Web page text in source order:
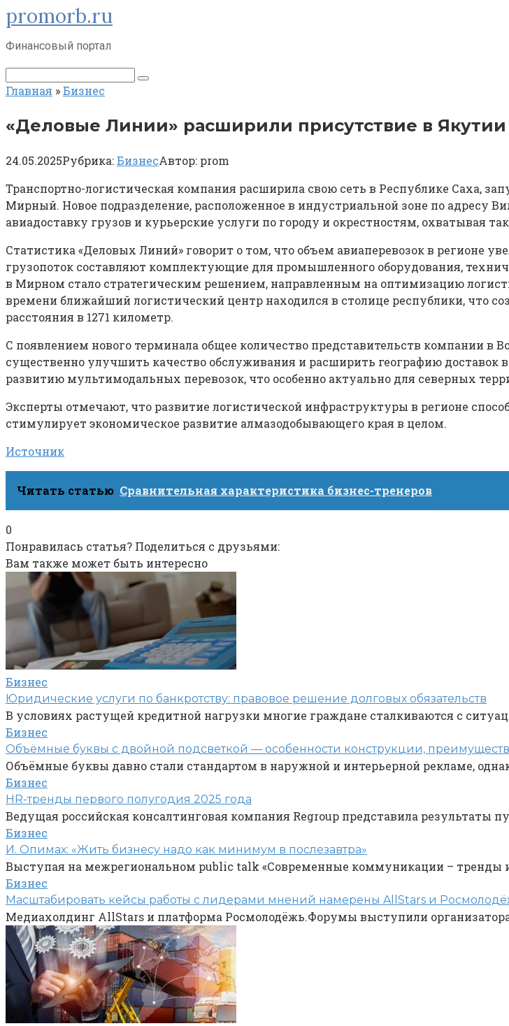
Перейти
к
контенту
promorb.ru
Финансовый портал
Поиск:
Главная »Бизнес
«Деловые Линии» расширили присутствие в Якутии
24.05.2025Рубрика:БизнесАвтор: prom
Транспортно-логистическая компания расширила свою сеть в Республике Саха,
Мирный. Новое подразделение, расположенное в индустриальной зоне по адресу
авиадоставку грузов и курьерские услуги по городу и окрестностям,
Статистика «Деловых Линий» говорит о том, что объем авиаперевозок в регионе
грузопоток составляют комплектующие для промышленного оборудования,
в Мирном стало стратегическим решением, направленным на оптимизацию
времени ближайший логистический центр находился в столице республики, что
расстояния в 1271 километр.
С появлением нового терминала общее количество представительств компании в
существенно улучшить качество обслуживания и расширить географию
развитию мультимодальных перевозок, что особенно актуально для северных
Эксперты отмечают, что развитие логистической инфраструктуры в регионе
стимулирует экономическое развитие алмазодобывающего края в целом.
Источник
Читать статью Сравнительная характеристика бизнес-тренеров
0
Понравилась статья? Поделиться с друзьями:
Вам также может быть интересно
Бизнес
Юридические услуги по банкротству: правовое решение долговых обязательств
В условиях растущей кредитной нагрузки многие граждане сталкиваются с
Бизнес
Объёмные буквы с двойной подсветкой — особенности конструкции,
Объёмные буквы давно стали стандартом в наружной и интерьерной рекламе,
Бизнес
HR-тренды первого полугодия 2025 года
Ведущая российская консалтинговая компания Regroup представила результаты
Бизнес
И. Опимах: «Жить бизнесу надо как минимум в послезавтра»
Выступая на межрегиональном public talk «Современные коммуникации – тренды
Бизнес
Масштабировать кейсы работы с лидерами мнений намерены AllStars и
Медиахолдинг AllStars и платформа Росмолодёжь.Форумы выступили